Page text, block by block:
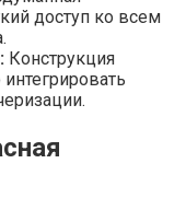
доступ ко всем
Конструкция